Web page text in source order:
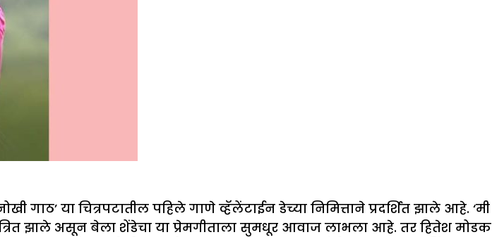
या चित्रपटातील पहिले गाणे व्हॅलेंटाईन डेच्या निमित्ताने प्रदर्शित झाले आहे. ‘मी
झाले असून बेला शेंडेचा या प्रेमगीताला सुमधूर आवाज लाभला आहे. तर हितेश मोडक